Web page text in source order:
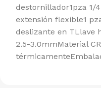
destornillador1pza 1/
extensión flexible1
deslizante en TLlave
2.5-3.0mmMaterial